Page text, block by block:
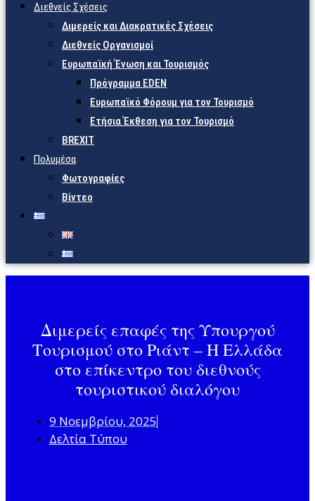
Διεθνείς Σχέσεις
Διμερείς και Διακρατικές Σχέσεις
Διεθνείς Οργανισμοί
Ευρωπαϊκή Ένωση και Τουρισμός
Πρόγραμμα EDEN
Ευρωπαϊκό Φόρουμ για τον Τουρισμό
Ετήσια Έκθεση για τον Τουρισμό
BREXIT
Πολυμέσα
Φωτογραφίες
Βίντεο
Διμερείς επαφές της Υπουργού
Τουρισμού στο Ριάντ – Η Ελλάδα
στο επίκεντρο του διεθνούς
τουριστικού διαλόγου
9 Νοεμβρίου, 2025
Δελτία Τύπου